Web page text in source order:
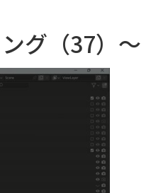
グ（37）～